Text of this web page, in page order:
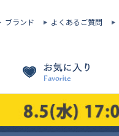
ブランド よくあるご質問